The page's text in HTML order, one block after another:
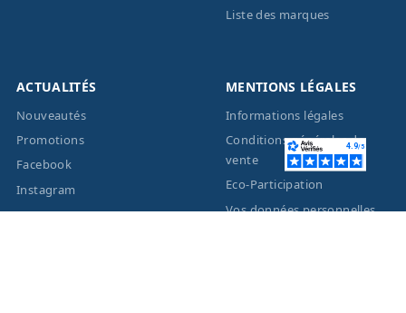
Liste des marques
ACTUALITÉS
Nouveautés
Promotions
Facebook
Instagram
MENTIONS LÉGALES
Informations légales
Conditions générales de
vente
Eco-Participation
Vos données personnelles